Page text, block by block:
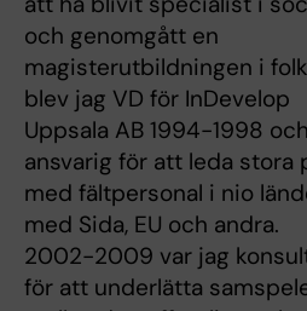
och genomgått en
magisterutbildningen i
blev jag VD för InDevelop
Uppsala AB 1994-1998
ansvarig för att leda stora
med fältpersonal i nio
med Sida, EU och andra.
2002-2009 var jag
för att underlätta